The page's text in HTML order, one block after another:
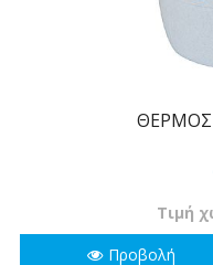
ΘΕΡΜΟΣ
Τιμή
Προβολή